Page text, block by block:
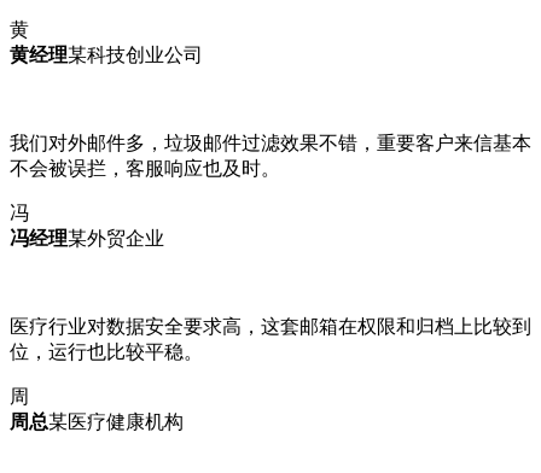
黄
黄经理某科技创业公司
我们对外邮件多，垃圾邮件过滤效果不错，重要客户来信基本
不会被误拦，客服响应也及时。
冯
冯经理某外贸企业
医疗行业对数据安全要求高，这套邮箱在权限和归档上比较到
位，运行也比较平稳。
周
周总某医疗健康机构